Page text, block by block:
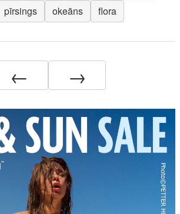
pīrsings
okeāns flora
← →